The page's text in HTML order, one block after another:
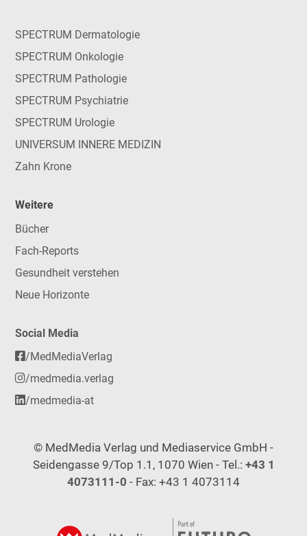
SPECTRUM Dermatologie
SPECTRUM Onkologie
SPECTRUM Pathologie
SPECTRUM Psychiatrie
SPECTRUM Urologie
UNIVERSUM INNERE MEDIZIN
Zahn Krone
Weitere
Bücher
Fach-Reports
Gesundheit verstehen
Neue Horizonte
Social Media
/MedMediaVerlag
/medmedia.verlag
/medmedia-at
© MedMedia Verlag und Mediaservice GmbH -
Seidengasse 9/Top 1.1, 1070 Wien - Tel.: +43 1
4073111-0 - Fax: +43 1 4073114